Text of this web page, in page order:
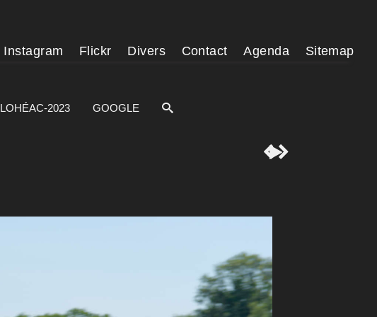
Instagram Flickr Divers Contact Agenda Sitemap
LOHÉAC-2023 GOOGLE
